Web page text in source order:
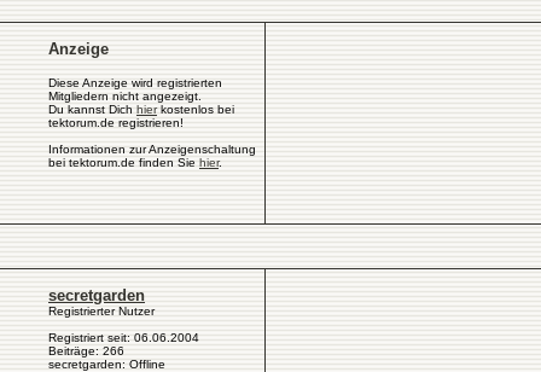
Anzeige
Diese Anzeige wird registrierten
Mitgliedern nicht angezeigt.
Du kannst Dich hierkostenlos bei
tektorum.de registrieren!
Informationen zur Anzeigenschaltung
bei tektorum.de finden Sie hier.
secretgarden
Registrierter Nutzer
Registriert seit: 06.06.2004
Beiträge: 266
secretgarden: Offline